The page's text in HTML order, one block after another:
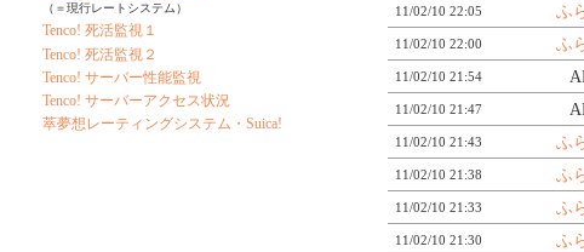
11/02/10 22:05 ふ
11/02/10 22:00 ふ
11/02/10 21:54
11/02/10 21:47
11/02/10 21:43 ふ
11/02/10 21:38 ふ
11/02/10 21:33 ふ
11/02/10 21:30 ふ
（＝現行レートシステム）
Tenco! 死活監視１
Tenco! 死活監視２
Tenco! サーバー性能監視
Tenco! サーバーアクセス状況
萃夢想レーティングシステム・Suica!